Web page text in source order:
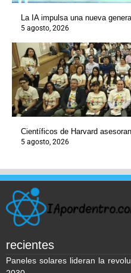
La IA impulsa una nueva
5 agosto, 2026
Científicos de Harvard
5 agosto, 2026
recientes
Paneles solares lideran la